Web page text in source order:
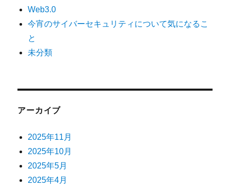
Web3.0
今宵のサイバーセキュリティについて気になるこ
と
未分類
アーカイブ
2025年11月
2025年10月
2025年5月
2025年4月